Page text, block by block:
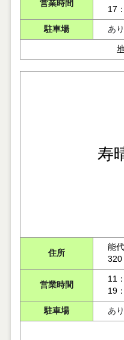
営業時間
17
駐車場 あり
寿
住所
能
320
営業時間
11
19：
駐車場 あり